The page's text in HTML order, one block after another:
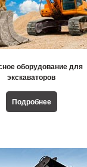
оборудование для
экскаваторов
Подробнее